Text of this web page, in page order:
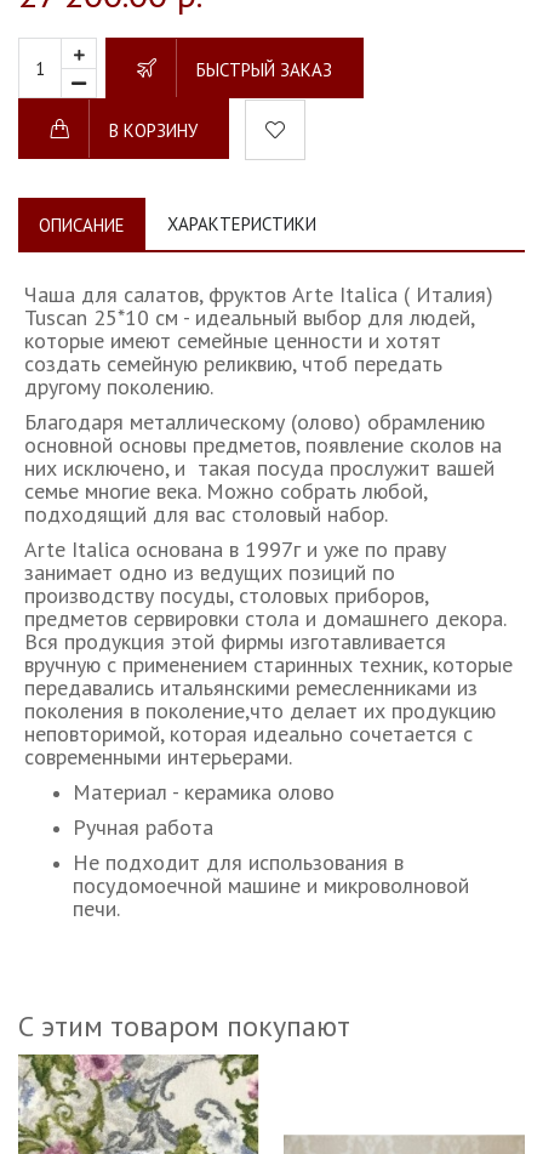
БЫСТРЫЙ ЗАКАЗ
В КОРЗИНУ
ОПИСАНИЕ ХАРАКТЕРИСТИКИ
Чаша для салатов, фруктов Arte Italica ( Италия)
Tuscan 25*10 см - идеальный выбор для людей,
которые имеют семейные ценности и хотят
создать семейную реликвию, чтоб передать
другому поколению.
Благодаря металлическому (олово) обрамлению
основной основы предметов, появление сколов на
них исключено, и такая посуда прослужит вашей
семье многие века. Можно собрать любой,
подходящий для вас столовый набор.
Arte Italica основана в 1997г и уже по праву
занимает одно из ведущих позиций по
производству посуды, столовых приборов,
предметов сервировки стола и домашнего декора.
Вся продукция этой фирмы изготавливается
вручную с применением старинных техник, которые
передавались итальянскими ремесленниками из
поколения в поколение,что делает их продукцию
неповторимой, которая идеально сочетается с
современными интерьерами.
Материал - керамика олово
Ручная работа
Не подходит для использования в
посудомоечной машине и микроволновой
печи.
С этим товаром покупают